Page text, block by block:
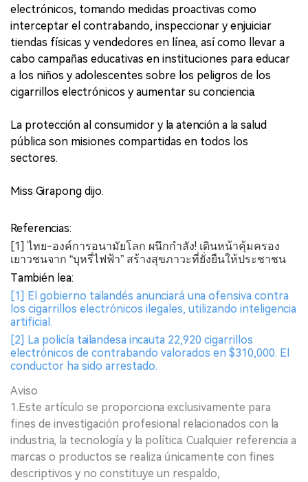
electrónicos, tomando medidas proactivas como
interceptar el contrabando, inspeccionar y enjuiciar
tiendas físicas y vendedores en línea, así como llevar a
cabo campañas educativas en instituciones para educar
a los niños y adolescentes sobre los peligros de los
cigarrillos electrónicos y aumentar su conciencia.
La protección al consumidor y la atención a la salud
pública son misiones compartidas en todos los
sectores.
Miss Girapong dijo.
Referencias:
[1] ไทย-องค์การอนามัยโลก ผนึกกำลัง! เดินหน้าคุ้มครอง
เยาวชนจาก “บุหรี่ไฟฟ้า” สร้างสุขภาวะที่ยั่งยืนให้ประชาชน
También lea:
[1] El gobierno tailandés anunciará una ofensiva contra
los cigarrillos electrónicos ilegales, utilizando inteligencia
artificial.
[2] La policía tailandesa incauta 22,920 cigarrillos
electrónicos de contrabando valorados en $310,000. El
conductor ha sido arrestado.
Aviso
1.Este artículo se proporciona exclusivamente para
fines de investigación profesional relacionados con la
industria, la tecnología y la política. Cualquier referencia a
marcas o productos se realiza únicamente con fines
descriptivos y no constituye un respaldo,